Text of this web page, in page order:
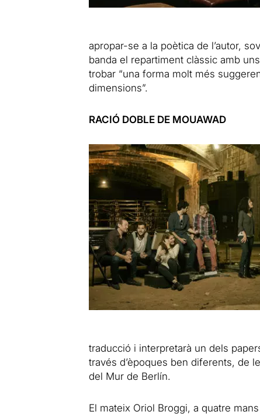
apropar-se a la poètica de l’autor,
banda el repartiment clàssic amb
trobar “una forma molt més
dimensions”.
RACIÓ DOBLE DE MOUAWAD
traducció i interpretarà un dels
través d’èpoques ben diferents, de
del Mur de Berlín.
El mateix Oriol Broggi, a quatre